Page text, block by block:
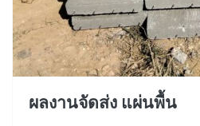
ผลงานจัดส่ง แผ่นพื้น